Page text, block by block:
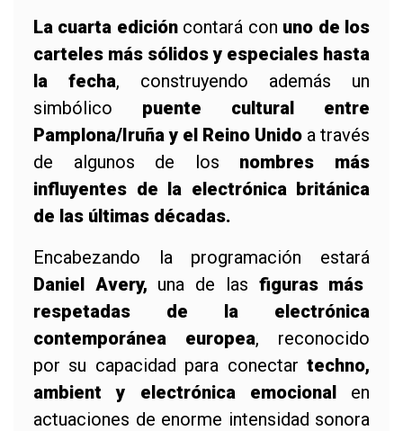
La cuarta edicióncontará con uno de los
carteles más sólidos y especiales hasta
la fecha, construyendo además un
simbólico puente cultural entre
Pamplona/Iruña y el Reino Unido a través
de algunos de los nombres más
influyentes de la electrónica británica
de las últimas décadas.
Encabezando la programación estará
Daniel Avery, una de las figuras más
respetadas de la electrónica
contemporánea europea, reconocido
por su capacidad para conectar techno,
ambient y electrónica emocionalen
actuaciones de enorme intensidad sonora